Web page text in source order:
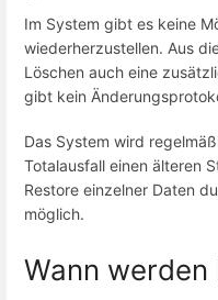
Im System gibt es keine
wiederherzustellen. Aus
Löschen auch eine
gibt kein
Das System wird
Totalausfall einen älteren
Restore einzelner Daten
möglich.
Wann werden